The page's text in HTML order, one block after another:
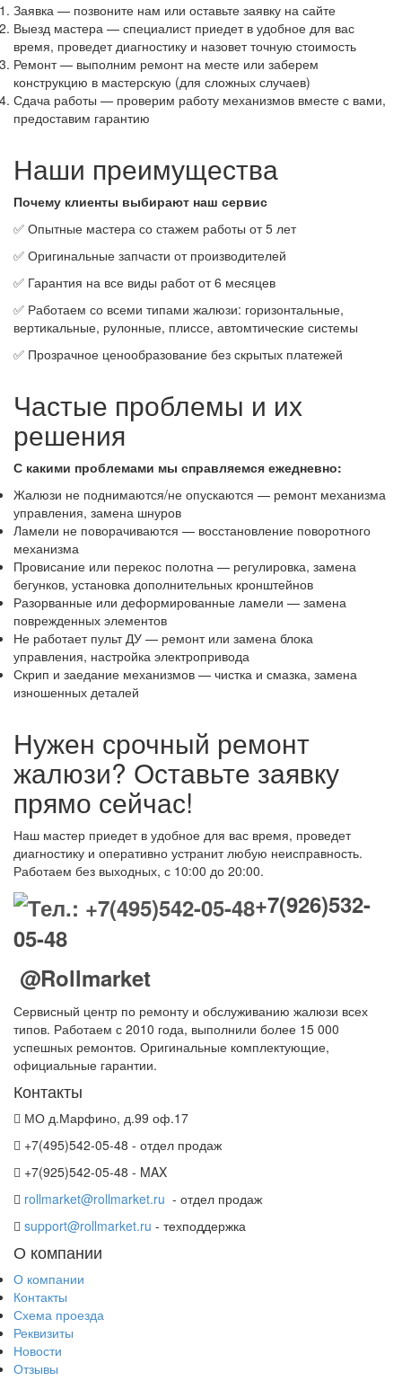
Заявка — позвоните нам или оставьте заявку на сайте
Выезд мастера — специалист приедет в удобное для вас
время, проведет диагностику и назовет точную стоимость
Ремонт — выполним ремонт на месте или заберем
конструкцию в мастерскую (для сложных случаев)
Сдача работы — проверим работу механизмов вместе с вами,
предоставим гарантию
Наши преимущества
Почему клиенты выбирают наш сервис
✅ Опытные мастера со стажем работы от 5 лет
✅ Оригинальные запчасти от производителей
✅ Гарантия на все виды работ от 6 месяцев
✅ Работаем со всеми типами жалюзи: горизонтальные,
вертикальные, рулонные, плиссе, автомтические системы
✅ Прозрачное ценообразование без скрытых платежей
Частые проблемы и их
решения
С какими проблемами мы справляемся ежедневно:
Жалюзи не поднимаются/не опускаются — ремонт механизма
управления, замена шнуров
Ламели не поворачиваются — восстановление поворотного
механизма
Провисание или перекос полотна — регулировка, замена
бегунков, установка дополнительных кронштейнов
Разорванные или деформированные ламели — замена
поврежденных элементов
Не работает пульт ДУ — ремонт или замена блока
управления, настройка электропривода
Скрип и заедание механизмов — чистка и смазка, замена
изношенных деталей
Нужен срочный ремонт
жалюзи? Оставьте заявку
прямо сейчас!
Наш мастер приедет в удобное для вас время, проведет
диагностику и оперативно устранит любую неисправность.
Работаем без выходных, с 10:00 до 20:00.
+7(926)532-
05-48
@Rollmarket
Сервисный центр по ремонту и обслуживанию жалюзи всех
типов. Работаем с 2010 года, выполнили более 15 000
успешных ремонтов. Оригинальные комплектующие,
официальные гарантии.
Контакты
МО д.Марфино, д.99 оф.17
+7(495)542-05-48 - отдел продаж
+7(925)542-05-48 - MAX
rollmarket@rollmarket.ru - отдел продаж
support@rollmarket.ru - техподдержка
О компании
О компании
Контакты
Схема проезда
Реквизиты
Новости
Отзывы